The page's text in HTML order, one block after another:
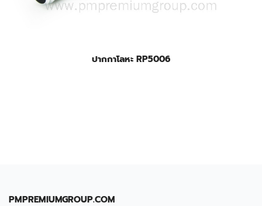
ปากกาโลหะ RP5006
PMPREMIUMGROUP.COM